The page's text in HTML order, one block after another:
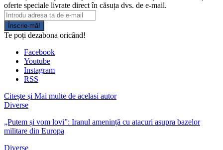
oferte speciale livrate direct în căsuța dvs. de e-mail.
Înscrie-mă!
Te poți dezabona oricând!
Facebook
Youtube
Instagram
RSS
Citește și Mai multe de acelasi autor
Diverse
„Putem și vom lovi”: Iranul amenință cu atacuri asupra bazelor
militare din Europa
Diverse